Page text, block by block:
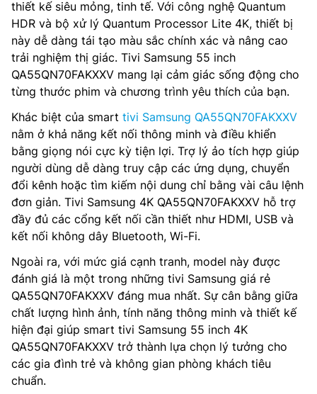
thiết kế siêu mỏng, tinh tế. Với công nghệ Quantum
HDR và bộ xử lý Quantum Processor Lite 4K, thiết bị
này dễ dàng tái tạo màu sắc chính xác và nâng cao
trải nghiệm thị giác. Tivi Samsung 55 inch
QA55QN70FAKXXV mang lại cảm giác sống động cho
từng thước phim và chương trình yêu thích của bạn.
Khác biệt của smart tivi Samsung QA55QN70FAKXXV
nằm ở khả năng kết nối thông minh và điều khiển
bằng giọng nói cực kỳ tiện lợi. Trợ lý ảo tích hợp giúp
người dùng dễ dàng truy cập các ứng dụng, chuyển
đổi kênh hoặc tìm kiếm nội dung chỉ bằng vài câu lệnh
đơn giản. Tivi Samsung 4K QA55QN70FAKXXV hỗ trợ
đầy đủ các cổng kết nối cần thiết như HDMI, USB và
kết nối không dây Bluetooth, Wi-Fi.
Ngoài ra, với mức giá cạnh tranh, model này được
đánh giá là một trong những tivi Samsung giá rẻ
QA55QN70FAKXXV đáng mua nhất. Sự cân bằng giữa
chất lượng hình ảnh, tính năng thông minh và thiết kế
hiện đại giúp smart tivi Samsung 55 inch 4K
QA55QN70FAKXXV trở thành lựa chọn lý tưởng cho
các gia đình trẻ và không gian phòng khách tiêu
chuẩn.